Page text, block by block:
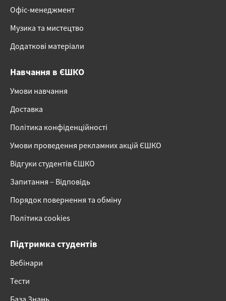
Офіс-менеджмент
Музика та мистецтво
Додаткові матеріали
Навчання в ЄШКО
Умови навчання
Доставка
Політика конфіденційності
Умови проведення рекламних акцій ЄШКО
Відгуки студентів ЄШКО
Запитання – Відповідь
Порядок повернення та обміну
Політика cookies
Підтримка студентів
Вебінари
Тести
База Знань